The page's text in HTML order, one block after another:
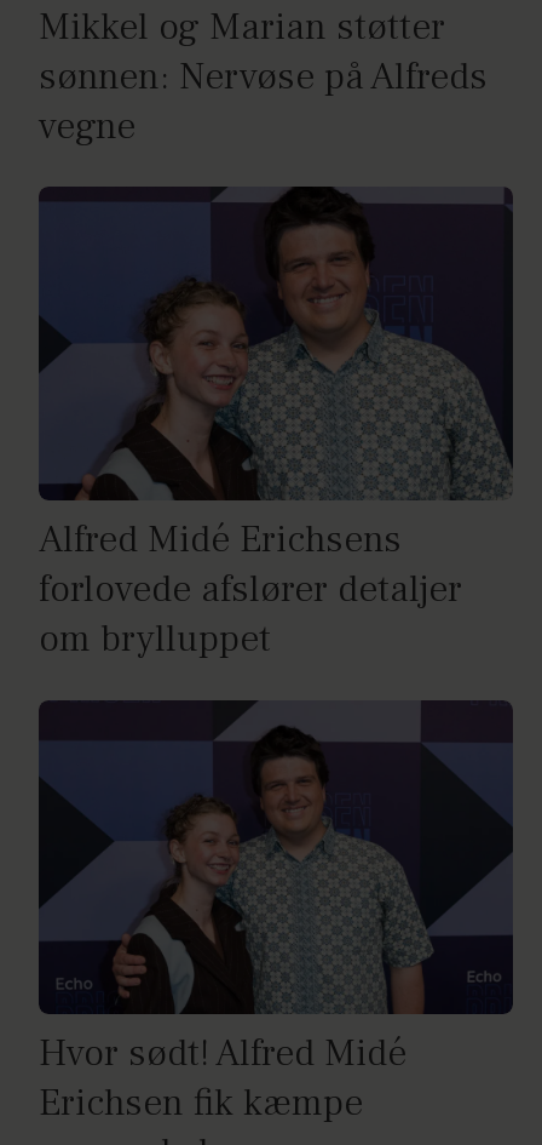
Mikkel og Marian støtter
sønnen: Nervøse på Alfreds
vegne
Alfred Midé Erichsens
forlovede afslører detaljer
om brylluppet
Hvor sødt! Alfred Midé
Erichsen fik kæmpe